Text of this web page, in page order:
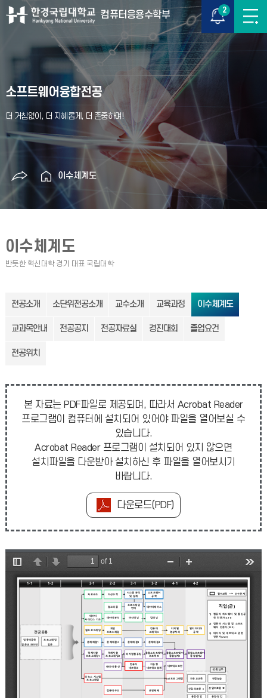
컴퓨터응용수학부 2
소프트웨어융합전공
이수체계도
이수체계도
전공소개 소단위전공소개 교수소개 교육과정 이수체계도
교과목안내 전공공지 전공자료실 경진대회 졸업요건
전공위치
본 자료는 PDF파일로 제공되며, 따라서 Acrobat Reader
프로그램이 컴퓨터에 설치되어 있어야 파일을 열어보실 수
있습니다.
Acrobat Reader 프로그램이 설치되어 있지 않으면
설치파일을 다운받아 설치하신 후 파일을 열어보시기
바랍니다.
다운로드(PDF)